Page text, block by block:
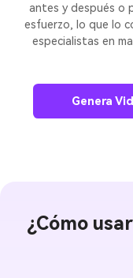
antes y después o
esfuerzo, lo que lo
especialistas en
Genera
¿Cómo